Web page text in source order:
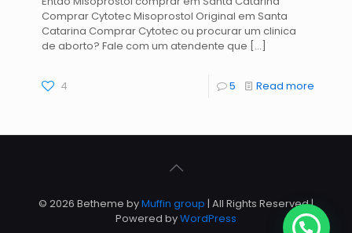
Comprar Cytotec Misoprostol Original em Santa
Catarina Comprar Cytotec ou procurar um clinica
de aborto? Fale com um atendente que […]
4 5 Read more
© 2026 Betheme byMuffin group | All Rights Reserved |
Powered byWordPress